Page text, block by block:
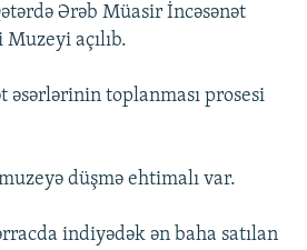
Ərəb Müasir İncəsənət
açılıb.
əsərlərinin toplanması prosesi
düşmə ehtimalı var.
indiyədək ən baha satılan